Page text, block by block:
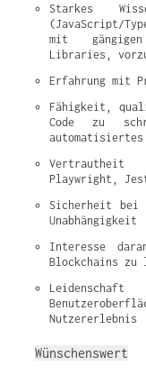
Starkes
(JavaScript/
mit gängigen
Libraries,
Erfahrung mit
Fähigkeit,
Code zu
Playwright,
Sicherheit bei
Unabhängigkeit
Interesse
Blockchains zu
Nutzererlebnis
Wünschenswert